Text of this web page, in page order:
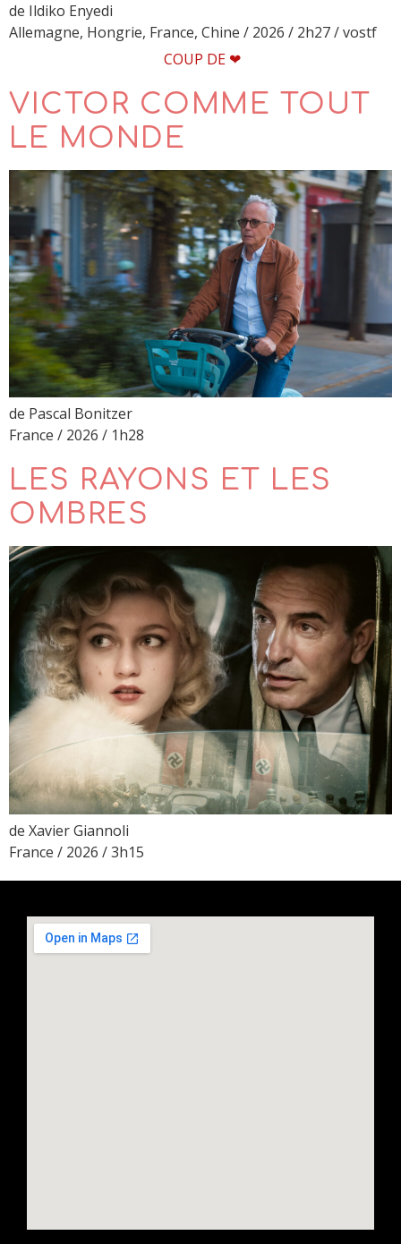
de Ildiko Enyedi
Allemagne, Hongrie, France, Chine / 2026 / 2h27 / vostf
COUP DE ❤
VICTOR COMME TOUT
LE MONDE
de Pascal Bonitzer
France / 2026 / 1h28
LES RAYONS ET LES
OMBRES
de Xavier Giannoli
France / 2026 / 3h15